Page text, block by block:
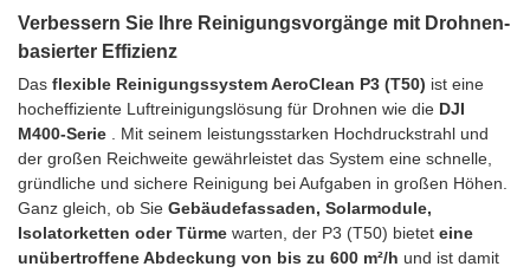
Verbessern Sie Ihre Reinigungsvorgänge mit Drohnen-
basierter Effizienz
Das flexible Reinigungssystem AeroClean P3 (T50) ist eine
hocheffiziente Luftreinigungslösung für Drohnen wie die DJI
M400-Serie . Mit seinem leistungsstarken Hochdruckstrahl und
der großen Reichweite gewährleistet das System eine schnelle,
gründliche und sichere Reinigung bei Aufgaben in großen Höhen.
Ganz gleich, ob Sie Gebäudefassaden, Solarmodule,
Isolatorketten oder Türme warten, der P3 (T50) bietet eine
unübertroffene Abdeckung von bis zu 600 m²/h und ist damit